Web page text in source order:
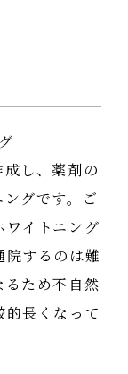
し、薬剤の
グです。ご
ワイトニング
院するのは難
るため不自然
長くなって